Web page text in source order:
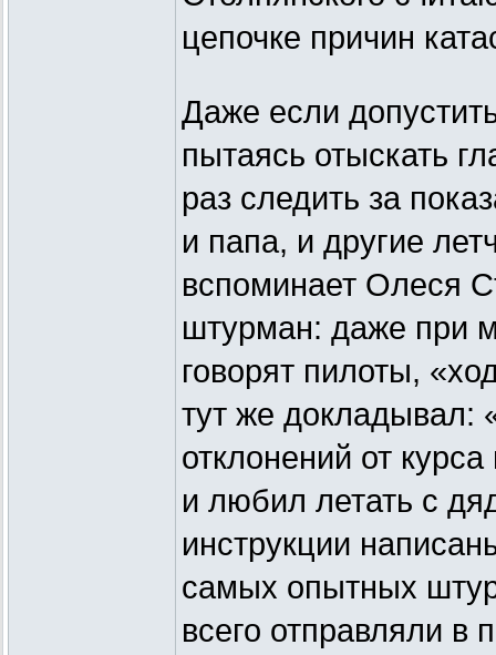
цепочке причин
Даже если
пытаясь отыскать
раз следить за
и папа, и другие
вспоминает Олеся
штурман: даже при
говорят пилоты,
тут же докладывал:
отклонений от
и любил летать с
инструкции
самых опытных
всего отправляли в